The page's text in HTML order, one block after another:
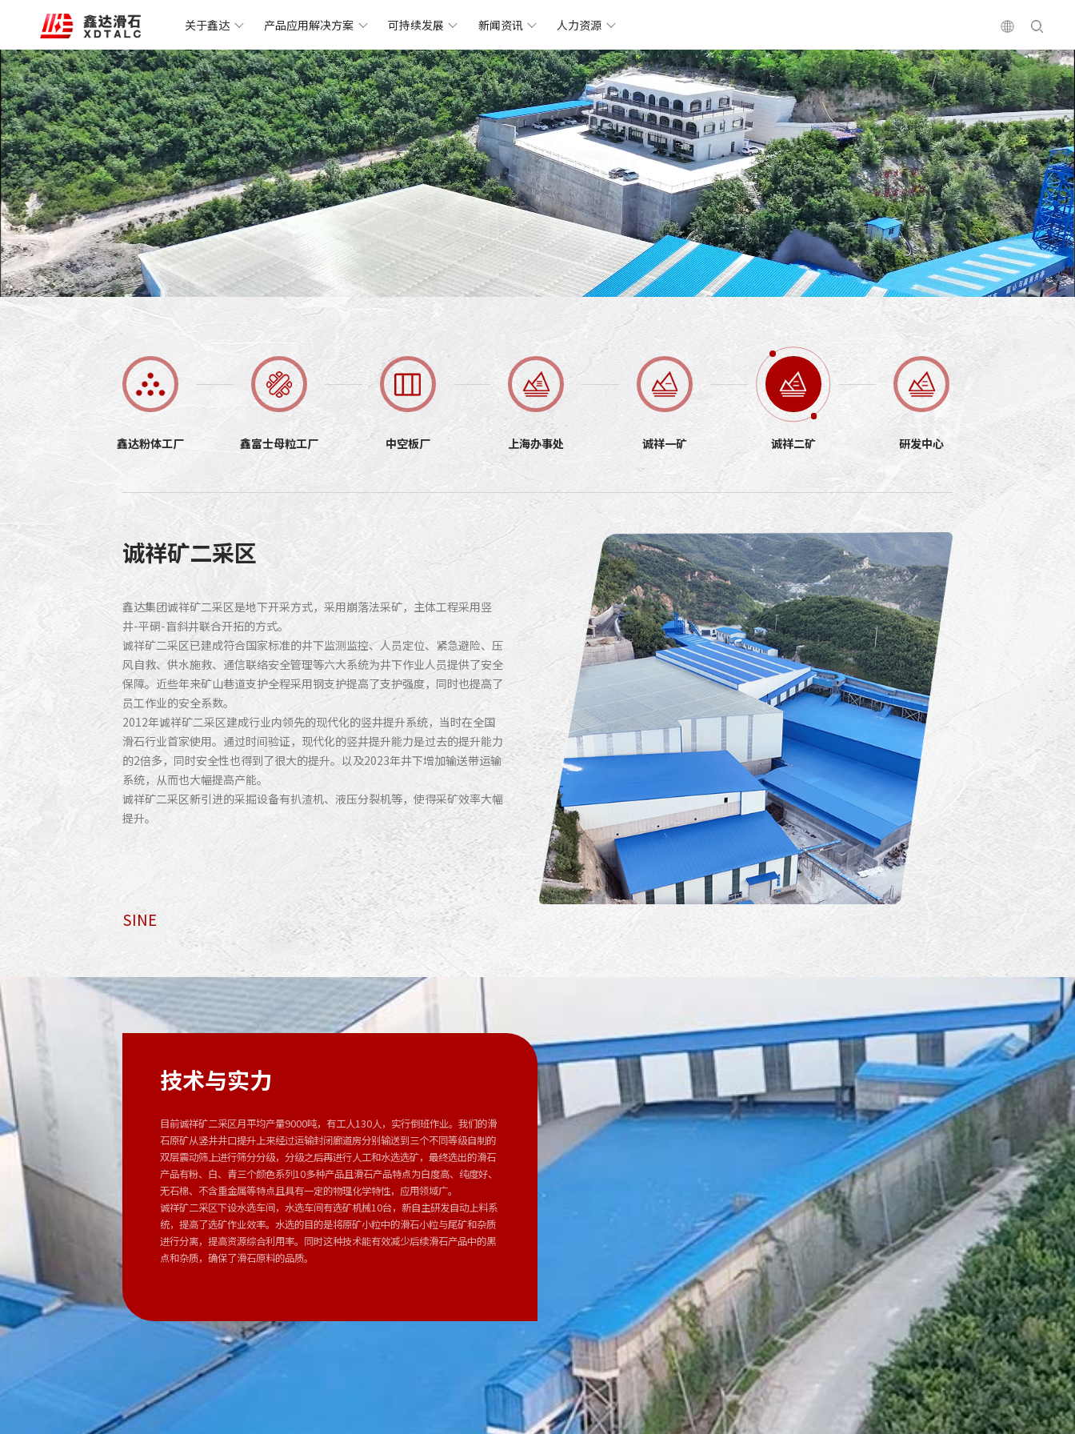
关于鑫达
鑫达简介 集团资质 文化理念 鑫达三十载
工厂简介 合作伙伴 联系我们
产品应用解决方案
什么是滑石 滑石粉系列 滑石母粒系列 中空板系列
售后服务流程
可持续发展
矿山可持续发展 工厂可持续发展 产品可持续发展 社会责任
新闻资讯
鑫达动态 前沿技术
人力资源
人在鑫达 福利关怀 职业发展路径
鑫达粉体工厂 鑫富士母粒工厂 中空板厂 上海办事处 诚祥一矿 诚祥二矿 研发中心
诚祥矿二采区
鑫达集团诚祥矿二采区是地下开采方式，采用崩落法采矿，主体工程采用竖
井-平硐-盲斜井联合开拓的方式。
诚祥矿二采区已建成符合国家标准的井下监测监控、人员定位、紧急避险、压
风自救、供水施救、通信联络安全管理等六大系统为井下作业人员提供了安全
保障。近些年来矿山巷道支护全程采用钢支护提高了支护强度，同时也提高了
员工作业的安全系数。
2012年诚祥矿二采区建成行业内领先的现代化的竖井提升系统，当时在全国
滑石行业首家使用。通过时间验证，现代化的竖井提升能力是过去的提升能力
的2倍多，同时安全性也得到了很大的提升。以及2023年井下增加输送带运输
系统，从而也大幅提高产能。
诚祥矿二采区新引进的采掘设备有扒渣机、液压分裂机等，使得采矿效率大幅
提升。
SINE
技术与实力
目前诚祥矿二采区月平均产量9000吨，有工人130人，实行倒班作业。我们的滑
石原矿从竖井井口提升上来经过运输封闭廊道房分别输送到三个不同等级自制的
双层震动筛上进行筛分分级，分级之后再进行人工和水选选矿，最终选出的滑石
产品有粉、白、青三个颜色系列10多种产品且滑石产品特点为白度高、纯度好、
无石棉、不含重金属等特点且具有一定的物理化学特性，应用领域广。
诚祥矿二采区下设水选车间，水选车间有选矿机械10台，新自主研发自动上料系
统，提高了选矿作业效率。水选的目的是将原矿小粒中的滑石小粒与尾矿和杂质
进行分离，提高资源综合利用率。同时这种技术能有效减少后续滑石产品中的黑
点和杂质，确保了滑石原料的品质。